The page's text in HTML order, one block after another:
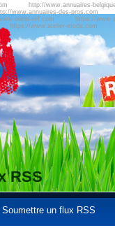
http://www.annuaires-
www.annuaires-des-pros.com
ref.com
https://
https://www.atelier-mode.com
RSS
Soumettre un flux RSS